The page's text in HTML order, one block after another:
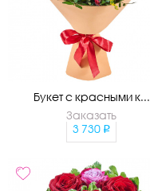
Букет с красными к...
Заказать
3 730